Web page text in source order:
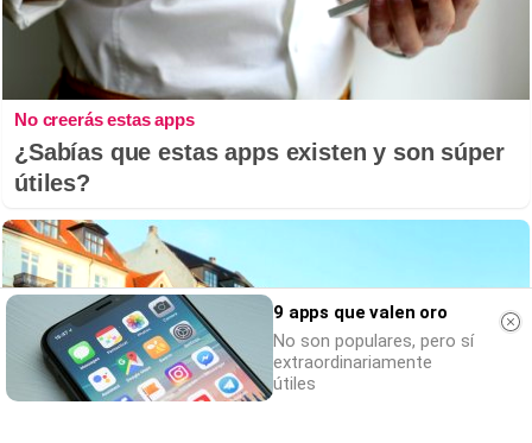
No creerás estas apps
¿Sabías que estas apps existen y son súper
útiles?
9 apps que valen oro
No son populares, pero sí
extraordinariamente
útiles